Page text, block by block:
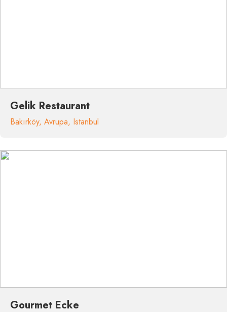
Gelik Restaurant
Bakırköy, Avrupa, Istanbul
Gourmet Ecke